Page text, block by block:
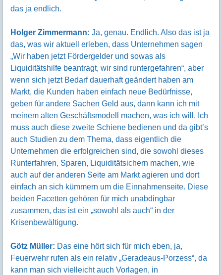
das ja endlich.
Holger Zimmermann: Ja, genau. Endlich. Also das ist ja
das, was wir aktuell erleben, dass Unternehmen sagen
„Wir haben jetzt Fördergelder und sowas als
Liquiditätshilfe beantragt, wir sind runtergefahren“, aber
wenn sich jetzt Bedarf dauerhaft geändert haben am
Markt, die Kunden haben einfach neue Bedürfnisse,
geben für andere Sachen Geld aus, dann kann ich mit
meinem alten Geschäftsmodell machen, was ich will. Ich
muss auch diese zweite Schiene bedienen und da gibt’s
auch Studien zu dem Thema, dass eigentlich die
Unternehmen die erfolgreichen sind, die sowohl dieses
Runterfahren, Sparen, Liquiditätsichern machen, wie
auch auf der anderen Seite am Markt agieren und dort
einfach an sich kümmern um die Einnahmenseite. Diese
beiden Facetten gehören für mich unabdingbar
zusammen, das ist ein „sowohl als auch“ in der
Krisenbewältigung.
Götz Müller: Das eine hört sich für mich eben, ja,
Feuerwehr rufen als ein relativ „Geradeaus-Porzess“, da
kann man sich vielleicht auch Vorlagen, in